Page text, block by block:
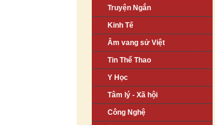
Truyện Ngắn
Kinh Tế
Âm vang sử Việt
Tin Thể Thao
Y Học
Tâm lý - Xã hội
Công Nghệ